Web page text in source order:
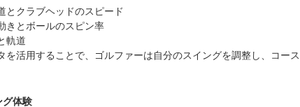
とクラブヘッドのスピード
きとボールのスピン率
軌道
を活用することで、ゴルファーは自分のスイングを調整し、コー
グ体験